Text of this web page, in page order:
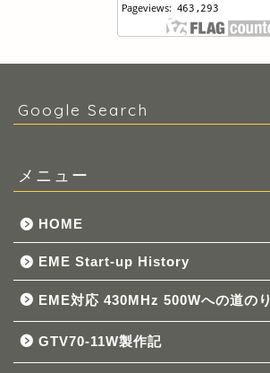
Google Search
メニュー
HOME
EME Start-up History
EME対応 430MHz 500Wへの道のり
GTV70-11W製作記